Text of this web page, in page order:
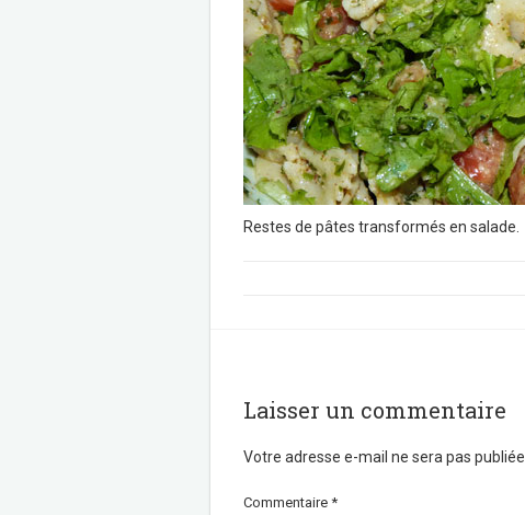
Restes de pâtes transformés en salade.
Laisser un commentaire
Votre adresse e-mail ne sera pas publiée.
Commentaire *